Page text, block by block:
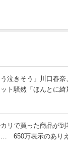
う泣きそう」川口春
ト騒然「ほんとに
カリで買った商品が
650万表示のあり